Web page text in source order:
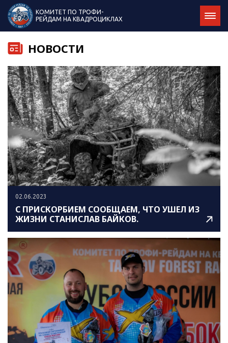
КОМИТЕТ ПО ТРОФИ-
РЕЙДАМ НА КВАДРОЦИКЛАХ
НОВОСТИ
02.06.2023
С ПРИСКОРБИЕМ СООБЩАЕМ, ЧТО УШЕЛ ИЗ
ЖИЗНИ СТАНИСЛАВ БАЙКОВ.